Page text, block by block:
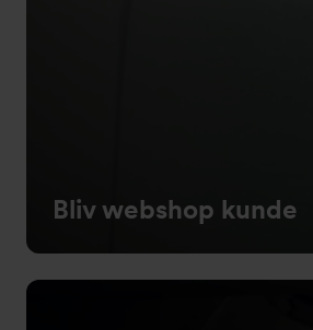
Bliv webshop kunde